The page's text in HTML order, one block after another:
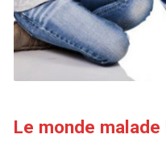
Le monde malade